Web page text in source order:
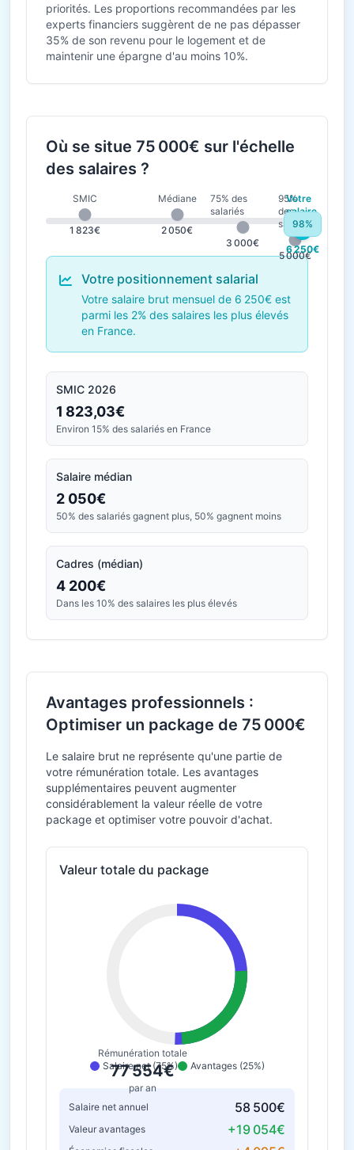
priorités. Les proportions recommandées par les
experts financiers suggèrent de ne pas dépasser
35% de son revenu pour le logement et de
maintenir une épargne d'au moins 10%.
Où se situe 75 000€ sur l'échelle
des salaires ?
SMIC
1 823€
Médiane
2 050€
75% des
salariés
3 000€
95%
des
salariés
5 000€
Votre
salaire
6 250€
98%
Votre positionnement salarial
Votre salaire brut mensuel de 6 250€ est
parmi les 2% des salaires les plus élevés
en France.
SMIC 2026
1 823,03€
Environ 15% des salariés en France
Salaire médian
2 050€
50% des salariés gagnent plus, 50% gagnent moins
Cadres (médian)
4 200€
Dans les 10% des salaires les plus élevés
Avantages professionnels :
Optimiser un package de 75 000€
Le salaire brut ne représente qu'une partie de
votre rémunération totale. Les avantages
supplémentaires peuvent augmenter
considérablement la valeur réelle de votre
package et optimiser votre pouvoir d'achat.
Valeur totale du package
Rémunération totale
77 554€
par an
Salaire net (75%) Avantages (25%)
Salaire net annuel 58 500€
Valeur avantages +19 054€